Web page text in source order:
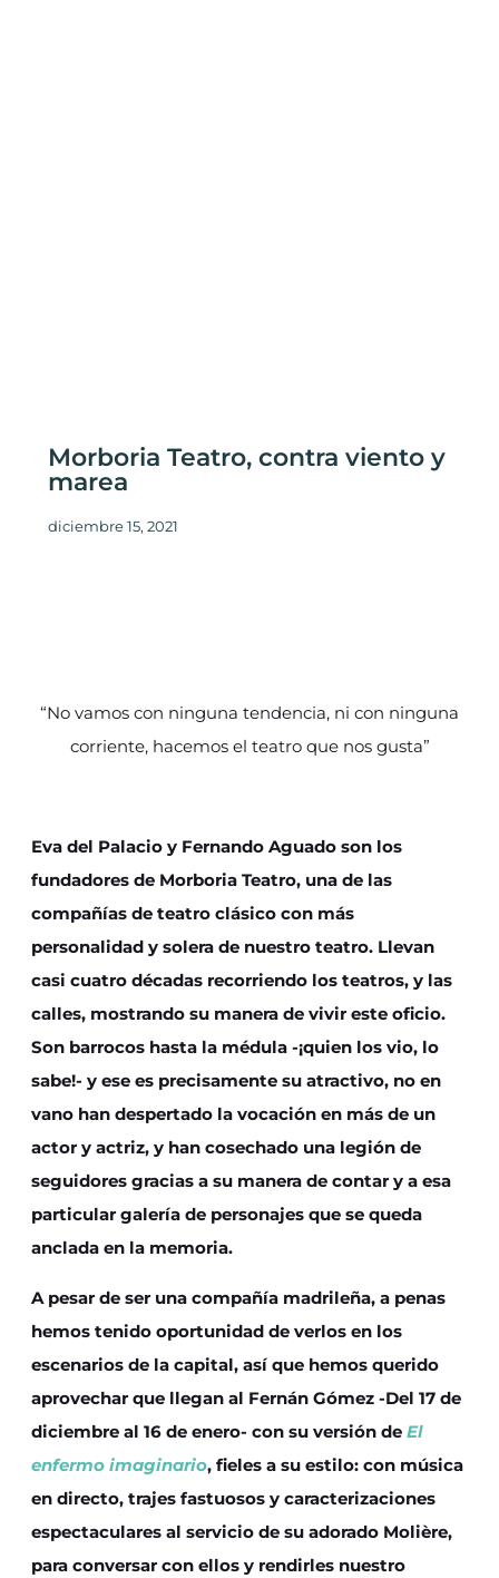
Morboria Teatro, contra viento y
marea
diciembre 15, 2021
“No vamos con ninguna tendencia, ni con ninguna
corriente, hacemos el teatro que nos gusta”
Eva del Palacio y Fernando Aguado son los
fundadores de Morboria Teatro, una de las
compañías de teatro clásico con más
personalidad y solera de nuestro teatro. Llevan
casi cuatro décadas recorriendo los teatros, y las
calles, mostrando su manera de vivir este oficio.
Son barrocos hasta la médula -¡quien los vio, lo
sabe!- y ese es precisamente su atractivo, no en
vano han despertado la vocación en más de un
actor y actriz, y han cosechado una legión de
seguidores gracias a su manera de contar y a esa
particular galería de personajes que se queda
anclada en la memoria.
A pesar de ser una compañía madrileña, a penas
hemos tenido oportunidad de verlos en los
escenarios de la capital, así que hemos querido
aprovechar que llegan al Fernán Gómez -Del 17 de
diciembre al 16 de enero- con su versión de El
enfermo imaginario, fieles a su estilo: con música
en directo, trajes fastuosos y caracterizaciones
espectaculares al servicio de su adorado Molière,
para conversar con ellos y rendirles nuestro